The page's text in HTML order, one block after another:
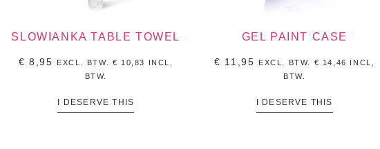
SLOWIANKA TABLE TOWEL
€ 8,95 EXCL. BTW. € 10,83
INCL,
BTW.
I DESERVE THIS
GEL PAINT CASE
€ 11,95 EXCL. BTW. € 14,46 INCL,
BTW.
I DESERVE THIS